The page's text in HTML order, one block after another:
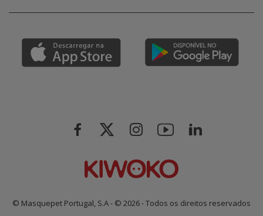
© Masquepet Portugal, S.A - © 2026 - Todos os direitos reservados